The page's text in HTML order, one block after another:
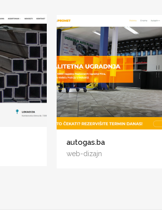
autogas.ba
web-dizajn